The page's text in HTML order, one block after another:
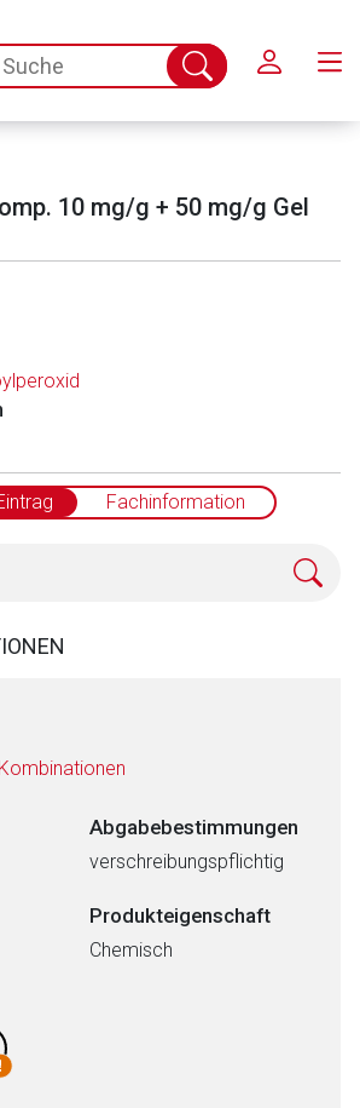
Suche
abschicken
10 mg/g + 50 mg/g Gel
Fachinformation
Abgabebestimmungen
verschreibungspflichtig
Produkteigenschaft
Chemisch